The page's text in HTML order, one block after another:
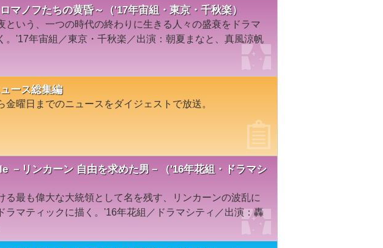
マノフたちの黄昏～（'17年宙組・東京・千秋楽）
という、一つの時代の終わりに生きる人々の盛衰をドラマ
。'17年宙組／東京・千秋楽／出演：朝夏まなと、真風涼帆
ース総集編
金曜日までのニュースをダイジェストで放送。
－リンカーン 自由を求めた男－（'16年花組・ドラマシ
る最も偉大な大統領として名を残す、リンカーンの波乱に
ラマティックに描く。'16年花組／ドラマシティ／出演：轟